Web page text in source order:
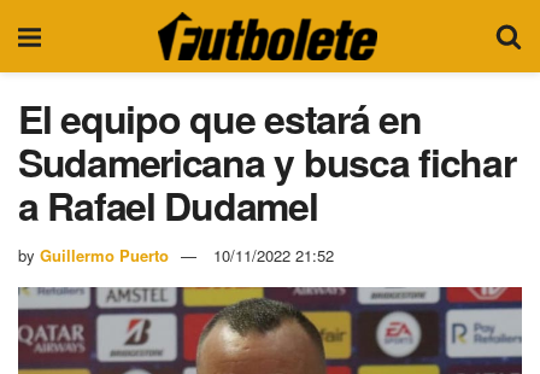
El equipo que estará en
Sudamericana y busca fichar
a Rafael Dudamel
by Guillermo Puerto 10/11/2022 21:52